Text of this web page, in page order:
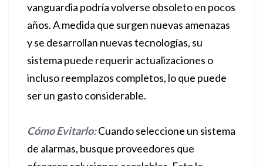
vanguardia podría volverse obsoleto en pocos
años. A medida que surgen nuevas amenazas
y se desarrollan nuevas tecnologías, su
sistema puede requerir actualizaciones o
incluso reemplazos completos, lo que puede
ser un gasto considerable.
Cómo Evitarlo:Cuando seleccione un sistema
de alarmas, busque proveedores que